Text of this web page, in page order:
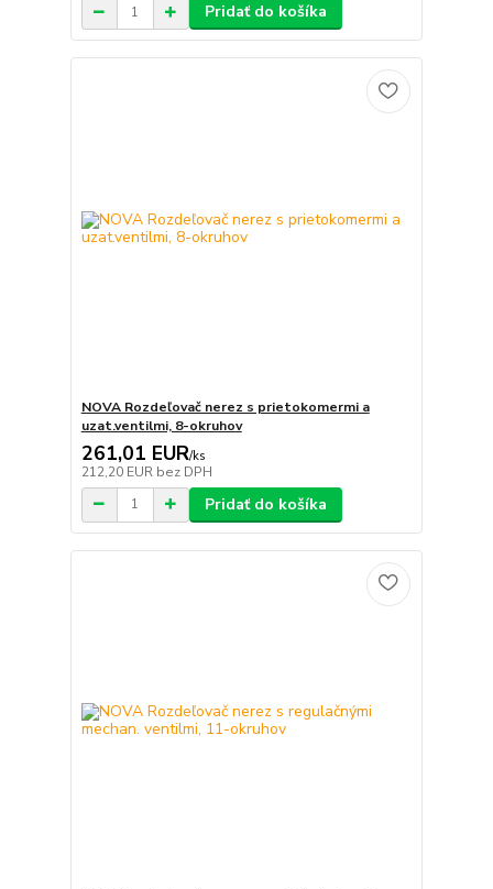
Pridať do košíka
NOVA Rozdeľovač nerez s prietokomermi a
uzat.ventilmi, 8-okruhov
261,01 EUR/ks
212,20 EUR bez DPH
Pridať do košíka